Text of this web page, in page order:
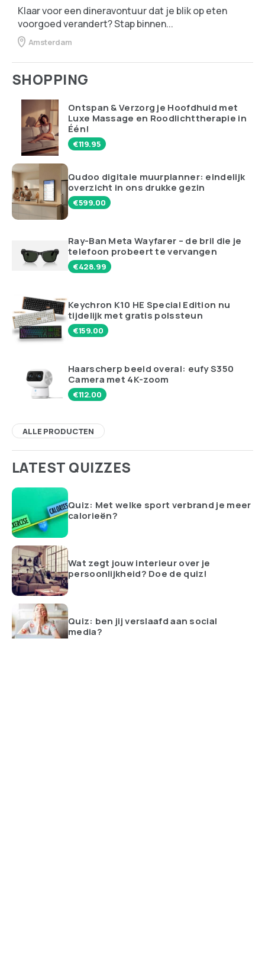
Klaar voor een dineravontuur dat je blik op eten
voorgoed verandert? Stap binnen...
Amsterdam
SHOPPING
Ontspan & Verzorg je Hoofdhuid met
Luxe Massage en Roodlichttherapie in
Één!
€119.95
Qudoo digitale muurplanner: eindelijk
overzicht in ons drukke gezin
€599.00
Ray-Ban Meta Wayfarer – de bril die je
telefoon probeert te vervangen
€428.99
Keychron K10 HE Special Edition nu
tijdelijk met gratis polssteun
€159.00
Haarscherp beeld overal: eufy S350
Camera met 4K-zoom
€112.00
ALLE PRODUCTEN
LATEST QUIZZES
Quiz: Met welke sport verbrand je meer
calorieën?
Wat zegt jouw interieur over je
persoonlijkheid? Doe de quiz!
Quiz: ben jij verslaafd aan social
media?